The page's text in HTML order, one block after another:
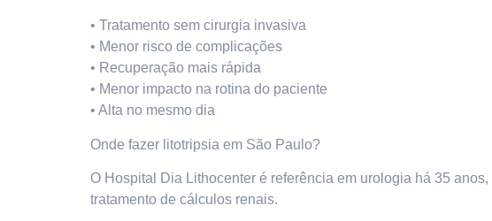
• Tratamento sem cirurgia invasiva
• Menor risco de complicações
• Recuperação mais rápida
• Menor impacto na rotina do paciente
• Alta no mesmo dia
Onde fazer litotripsia em São Paulo?
O Hospital Dia Lithocenter é referência em urologia há 35
tratamento de cálculos renais.